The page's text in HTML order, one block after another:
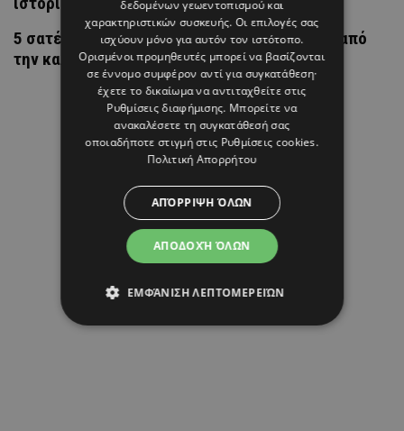
5 σατέν τοπ που δεν πρέπει να απουσιάζουν από
την καλοκαιρινή γκαρνταρόμπα
δεδομένων γεωεντοπισμού και
χαρακτηριστικών συσκευής. Οι επιλογές σας
ισχύουν μόνο για αυτόν τον ιστότοπο.
Ορισμένοι προμηθευτές μπορεί να βασίζονται
σε έννομο συμφέρον αντί για συγκατάθεση·
έχετε το δικαίωμα να αντιταχθείτε στις
Ρυθμίσεις διαφήμισης. Μπορείτε να
ανακαλέσετε τη συγκατάθεσή σας
οποιαδήποτε στιγμή στις Ρυθμίσεις cookies.
Πολιτική Απορρήτου
ΑΠΟΔΟΧΉ ΌΛΩΝ
ΑΠΌΡΡΙΨΗ ΌΛΩΝ
ΕΜΦΆΝΙΣΗ ΛΕΠΤΟΜΕΡΕΙΏΝ